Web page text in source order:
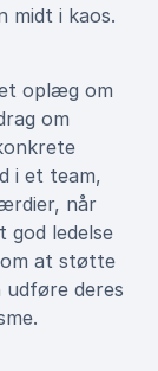
midt i kaos.
oplæg om
om
i et team,
når
god ledelse
at støtte
udføre deres